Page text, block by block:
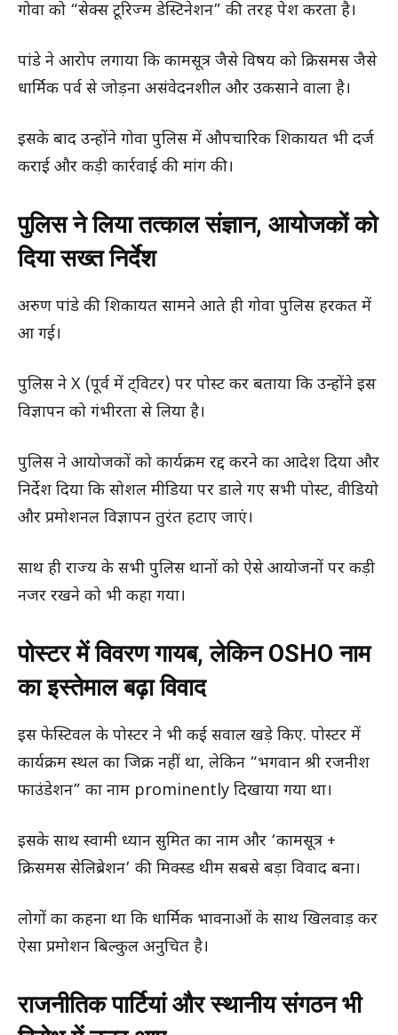
गोवा को “सेक्स टूरिज्म डेस्टिनेशन” की तरह पेश करता है।
पांडे ने आरोप लगाया कि कामसूत्र जैसे विषय को क्रिसमस जैसे
धार्मिक पर्व से जोड़ना असंवेदनशील और उकसाने वाला है।
इसके बाद उन्होंने गोवा पुलिस में औपचारिक शिकायत भी दर्ज
कराई और कड़ी कार्रवाई की मांग की।
पुलिस ने लिया तत्काल संज्ञान, आयोजकों को
दिया सख्त निर्देश
अरुण पांडे की शिकायत सामने आते ही गोवा पुलिस हरकत में
आ गई।
पुलिस ने X (पूर्व में ट्विटर) पर पोस्ट कर बताया कि उन्होंने इस
विज्ञापन को गंभीरता से लिया है।
पुलिस ने आयोजकों को कार्यक्रम रद्द करने का आदेश दिया और
निर्देश दिया कि सोशल मीडिया पर डाले गए सभी पोस्ट, वीडियो
और प्रमोशनल विज्ञापन तुरंत हटाए जाएं।
साथ ही राज्य के सभी पुलिस थानों को ऐसे आयोजनों पर कड़ी
नजर रखने को भी कहा गया।
पोस्टर में विवरण गायब, लेकिन OSHO नाम
का इस्तेमाल बढ़ा विवाद
इस फेस्टिवल के पोस्टर ने भी कई सवाल खड़े किए. पोस्टर में
कार्यक्रम स्थल का जिक्र नहीं था, लेकिन “भगवान श्री रजनीश
फाउंडेशन” का नाम prominently दिखाया गया था।
इसके साथ स्वामी ध्यान सुमित का नाम और ‘कामसूत्र +
क्रिसमस सेलिब्रेशन’ की मिक्स्ड थीम सबसे बड़ा विवाद बना।
लोगों का कहना था कि धार्मिक भावनाओं के साथ खिलवाड़ कर
ऐसा प्रमोशन बिल्कुल अनुचित है।
राजनीतिक पार्टियां और स्थानीय संगठन भी